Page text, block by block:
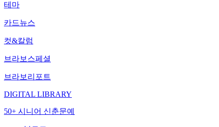
테마
카드뉴스
컷&칼럼
브라보스페셜
브라보리포트
DIGITAL LIBRARY
50+ 시니어 신춘문예